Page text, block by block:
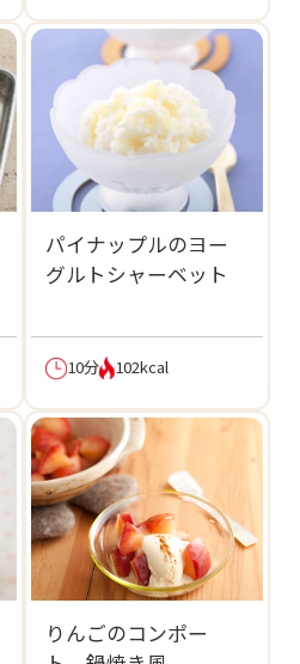
パイナップルのヨー
グルトシャーベット
10分 102kcal
りんごのコンポー